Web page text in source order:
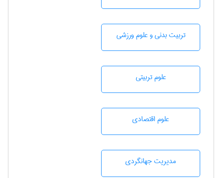
تربيت بدنی و علوم ورزشی
علوم تربيتی
علوم اقتصادی
مديريت جهانگردی